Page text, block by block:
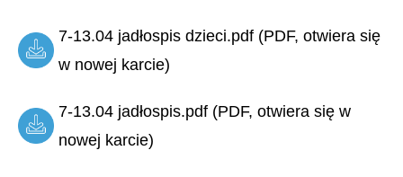
7-13.04 jadłospis dzieci.pdf (PDF, otwiera się
w nowej karcie)
7-13.04 jadłospis.pdf (PDF, otwiera się w
nowej karcie)